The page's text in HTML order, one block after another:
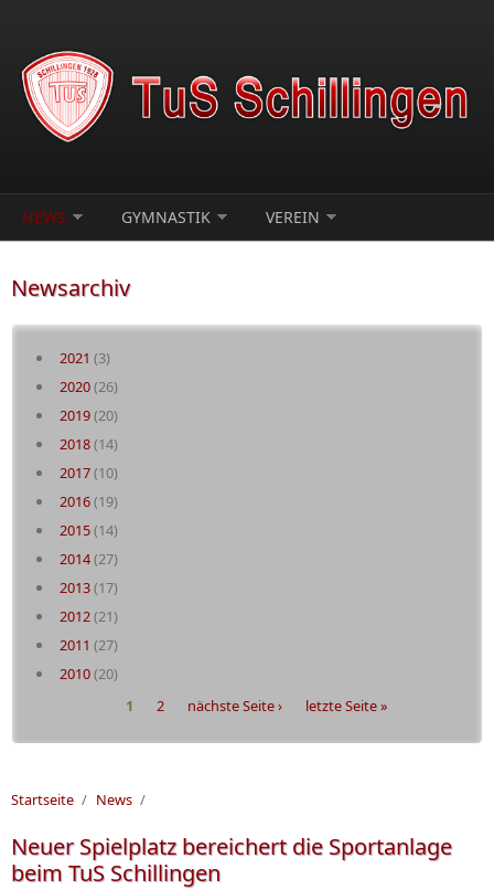
NEWS GYMNASTIK VEREIN
Newsarchiv
2021 (3)
2020(26)
2019(20)
2018(14)
2017(10)
2016(19)
2015(14)
2014(27)
2013(17)
2012(21)
2011 (27)
2010(20)
1 2 nächste Seite › letzte Seite »
Startseite / News /
Neuer Spielplatz bereichert die Sportanlage
beim TuS Schillingen